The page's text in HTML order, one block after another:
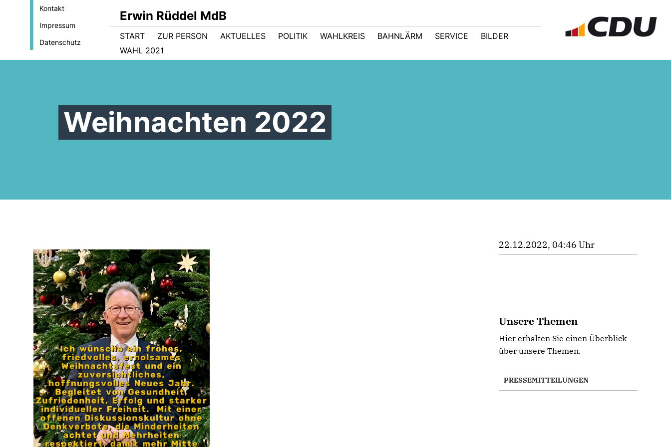
Kontakt
Impressum
Datenschutz
Erwin Rüddel MdB
START ZUR PERSON AKTUELLES POLITIK WAHLKREIS BAHNLÄRM SERVICE
BILDER
WAHL 2021
Weihnachten 2022
22.12.2022, 04:46 Uhr
Unsere Themen
Hier erhalten Sie einen Überblick
über unsere Themen.
PRESSEMITTEILUNGEN